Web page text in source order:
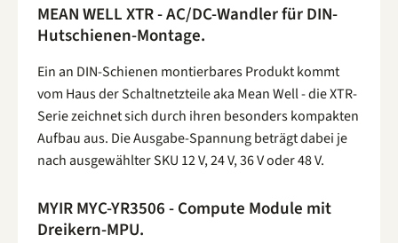
MEAN WELL XTR - AC/DC-Wandler für DIN-
Hutschienen-Montage.
Ein an DIN-Schienen montierbares Produkt kommt
vom Haus der Schaltnetzteile aka Mean Well - die XTR-
Serie zeichnet sich durch ihren besonders kompakten
Aufbau aus. Die Ausgabe-Spannung beträgt dabei je
nach ausgewählter SKU 12 V, 24 V, 36 V oder 48 V.
MYIR MYC-YR3506 - Compute Module mit
Dreikern-MPU.